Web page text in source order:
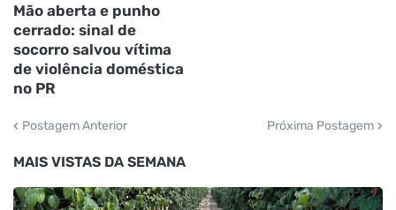
Mão aberta e punho
cerrado: sinal de
socorro salvou vítima
de violência doméstica
no PR
Postagem Anterior Próxima Postagem
MAIS VISTAS DA SEMANA